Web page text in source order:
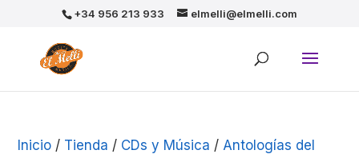
+34 956 213 933 elmelli@elmelli.com
Inicio / Tienda / CDs y Música / Antologías del